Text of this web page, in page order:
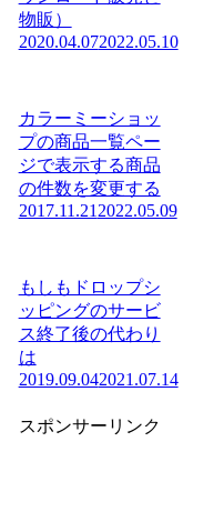
物販）
2020.04.072022.05.10
カラーミーショッ
プの商品一覧ペー
ジで表示する商品
の件数を変更する
2017.11.21 2022.05.09
もしもドロップシ
ッピングのサービ
ス終了後の代わり
は
2019.09.042021.07.14
スポンサーリンク